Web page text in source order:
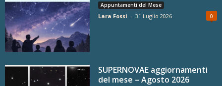
Appuntamenti del Mese
Lara Fossi - 31 Luglio 2026 0
SUPERNOVAE aggiornamenti
del mese – Agosto 2026